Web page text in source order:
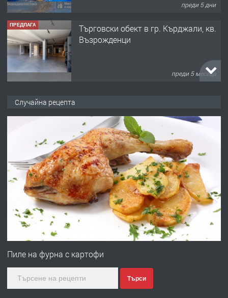
преди 5 дни
ПРЕДЛАГА
Tърговски обект в гр. Кърджали, кв.
Възрожденци
преди 5 месеца
преди 6 месеца
ПРЕДЛАГА
Заведение /ресторант, бистро/ в с.
Чакаларово, община Кирково
преди 7 месеца
Гараж под наем в супер център
Случайна рецепта
Пиле на фурна с картофи
Търси